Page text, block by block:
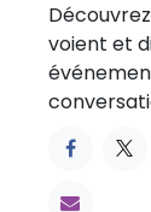
voient et